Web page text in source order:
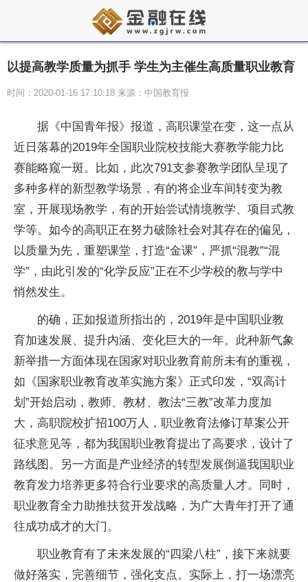
以提高教学质量为抓手 学生为主催生高质量职业教育
时间：2020-01-16 17:10:18 来源：中国教育报
据《中国青年报》报道，高职课堂在变，这一点从
近日落幕的2019年全国职业院校技能大赛教学能力比
赛能略窥一斑。比如，此次791支参赛教学团队呈现了
多种多样的新型教学场景，有的将企业车间转变为教
室，开展现场教学，有的开始尝试情境教学、项目式教
学等。如今的高职正在努力破除社会对其存在的偏见，
以质量为先，重塑课堂，打造“金课”，严抓“混教”“混
学”，由此引发的“化学反应”正在不少学校的教与学中
悄然发生。
的确，正如报道所指出的，2019年是中国职业教
育加速发展、提升内涵、变化巨大的一年。此种新气象
新举措一方面体现在国家对职业教育前所未有的重视，
如《国家职业教育改革实施方案》正式印发，“双高计
划”开始启动，教师、教材、教法“三教”改革力度加
大，高职院校扩招100万人，职业教育法修订草案公开
征求意见等，都为我国职业教育提出了高要求，设计了
路线图。另一方面是产业经济的转型发展倒逼我国职业
教育发力培养更多符合行业要求的高质量人才。同时，
职业教育全力助推扶贫开发战略，为广大青年打开了通
往成功成才的大门。
职业教育有了未来发展的“四梁八柱”，接下来就要
做好落实，完善细节，强化支点。实际上，打一场漂亮